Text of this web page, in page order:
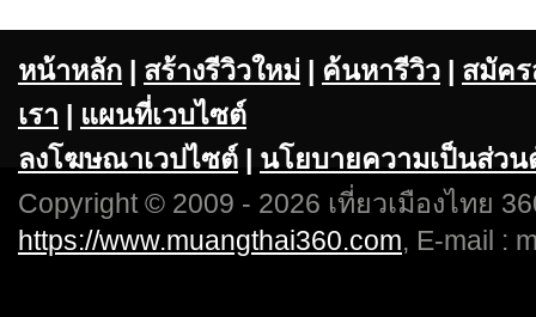
หน้าหลัก | สร้างรีวิวใหม่ | ค้นหารีวิว | สมัค
เรา | แผนที่เวบไซต์
ลงโฆษณาเวปไซต์ | นโยบายความเป็นส่วน
Copyright © 2009 - 2026 เที่ยวเมืองไทย
https://www.muangthai360.com, E-mail :